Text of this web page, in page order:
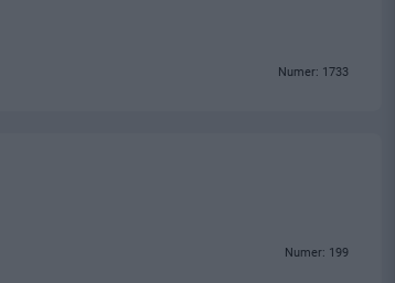
Numer: 1733
Numer: 199